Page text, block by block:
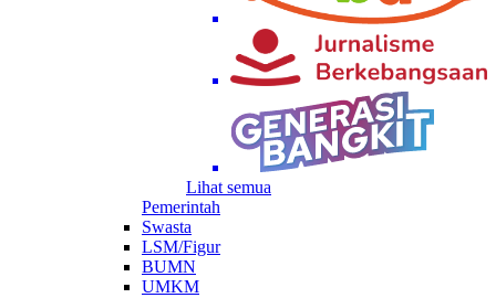
Lihat semua
Pemerintah
Swasta
LSM/Figur
BUMN
UMKM